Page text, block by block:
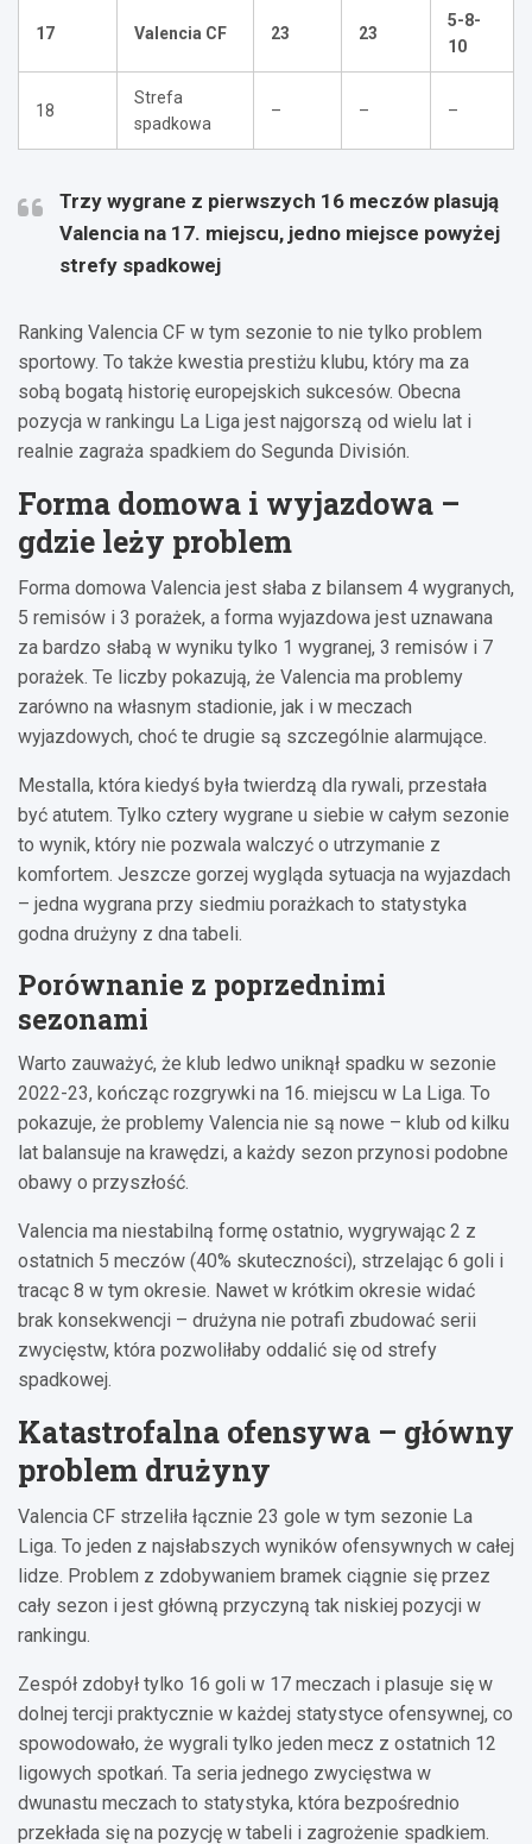
17 Valencia CF 23 23
5-8-
10
18
Strefa
spadkowa
– – –
Trzy wygrane z pierwszych 16 meczów plasują
Valencia na 17. miejscu, jedno miejsce powyżej
strefy spadkowej
Ranking Valencia CF w tym sezonie to nie tylko problem
sportowy. To także kwestia prestiżu klubu, który ma za
sobą bogatą historię europejskich sukcesów. Obecna
pozycja w rankingu La Liga jest najgorszą od wielu lat i
realnie zagraża spadkiem do Segunda División.
Forma domowa i wyjazdowa –
gdzie leży problem
Forma domowa Valencia jest słaba z bilansem 4 wygranych,
5 remisów i 3 porażek, a forma wyjazdowa jest uznawana
za bardzo słabą w wyniku tylko 1 wygranej, 3 remisów i 7
porażek. Te liczby pokazują, że Valencia ma problemy
zarówno na własnym stadionie, jak i w meczach
wyjazdowych, choć te drugie są szczególnie alarmujące.
Mestalla, która kiedyś była twierdzą dla rywali, przestała
być atutem. Tylko cztery wygrane u siebie w całym sezonie
to wynik, który nie pozwala walczyć o utrzymanie z
komfortem. Jeszcze gorzej wygląda sytuacja na wyjazdach
– jedna wygrana przy siedmiu porażkach to statystyka
godna drużyny z dna tabeli.
Porównanie z poprzednimi
sezonami
Warto zauważyć, że klub ledwo uniknął spadku w sezonie
2022-23, kończąc rozgrywki na 16. miejscu w La Liga. To
pokazuje, że problemy Valencia nie są nowe – klub od kilku
lat balansuje na krawędzi, a każdy sezon przynosi podobne
obawy o przyszłość.
Valencia ma niestabilną formę ostatnio, wygrywając 2 z
ostatnich 5 meczów (40% skuteczności), strzelając 6 goli i
tracąc 8 w tym okresie. Nawet w krótkim okresie widać
brak konsekwencji – drużyna nie potrafi zbudować serii
zwycięstw, która pozwoliłaby oddalić się od strefy
spadkowej.
Katastrofalna ofensywa – główny
problem drużyny
Valencia CF strzeliła łącznie 23 gole w tym sezonie La
Liga. To jeden z najsłabszych wyników ofensywnych w całej
lidze. Problem z zdobywaniem bramek ciągnie się przez
cały sezon i jest główną przyczyną tak niskiej pozycji w
rankingu.
Zespół zdobył tylko 16 goli w 17 meczach i plasuje się w
dolnej tercji praktycznie w każdej statystyce ofensywnej, co
spowodowało, że wygrali tylko jeden mecz z ostatnich 12
ligowych spotkań. Ta seria jednego zwycięstwa w
dwunastu meczach to statystyka, która bezpośrednio
przekłada się na pozycję w tabeli i zagrożenie spadkiem.